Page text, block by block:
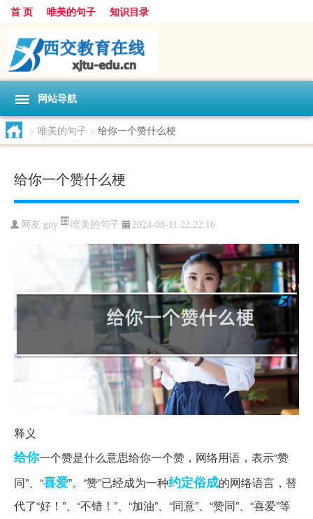
首 页 唯美的句子 知识目录
网站导航
> 唯美的句子 > 给你一个赞什么梗
给你一个赞什么梗
网友:gny 唯美的句子 2024-08-11 22:22:16
释义
给你一个赞是什么意思给你一个赞，网络用语，表示“赞
同”、“喜爱”。“赞”已经成为一种约定俗成的网络语言，替
代了“好！”、“不错！”、“加油”、“同意”、“赞同”、“喜爱”等